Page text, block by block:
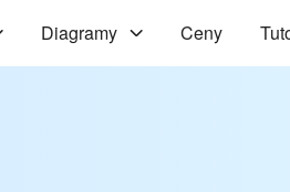
Diagramy Ceny